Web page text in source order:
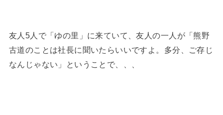
友人5人で「ゆの里」に来ていて、友人の一人が「熊野
古道のことは社長に聞いたらいいですよ。多分、ご存じ
なんじゃない」ということで、、、